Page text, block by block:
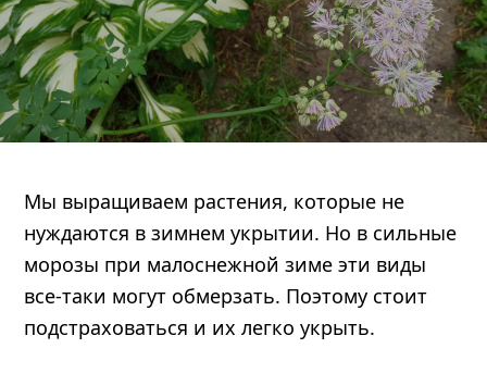
Мы выращиваем растения, которые не
нуждаются в зимнем укрытии. Но в сильные
морозы при малоснежной зиме эти виды
все-таки могут обмерзать. Поэтому стоит
подстраховаться и их легко укрыть.